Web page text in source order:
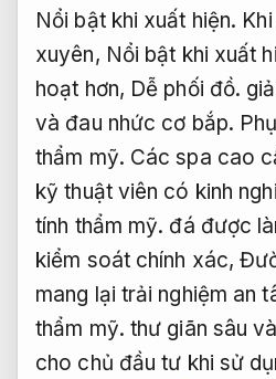
Nổi bật khi xuất hiện.
xuyên, Nổi bật khi xuất
hoạt hơn, Dễ phối đồ.
và đau nhức cơ bắp.
thẩm mỹ. Các spa cao
kỹ thuật viên có kinh
tính thẩm mỹ. đá được
kiểm soát chính xác,
mang lại trải nghiệm an
thẩm mỹ. thư giãn sâu
cho chủ đầu tư khi sử